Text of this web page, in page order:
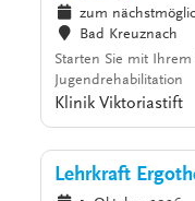
zum
Bad Kreuznach
Starten Sie mit
Jugendrehabilitation
Klinik Viktoriastift
Lehrkraft